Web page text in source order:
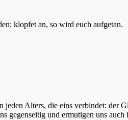
klopfet an, so wird euch aufgetan.
jeden Alters, die eins verbindet:
gegenseitig und ermutigen uns